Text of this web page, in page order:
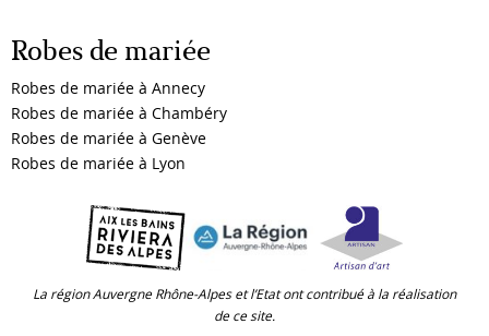
Robes de mariée
Robes de mariée à Annecy
Robes de mariée à Chambéry
Robes de mariée à Genève
Robes de mariée à Lyon
La région Auvergne Rhône-Alpes et l’Etat ont contribué à la réalisation
de ce site.